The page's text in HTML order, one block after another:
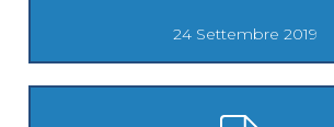
24 Settembre 2019